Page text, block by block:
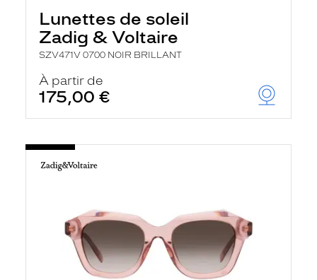
Lunettes de soleil
Zadig & Voltaire
SZV471V 0700 NOIR BRILLANT
À partir de
175,00 €